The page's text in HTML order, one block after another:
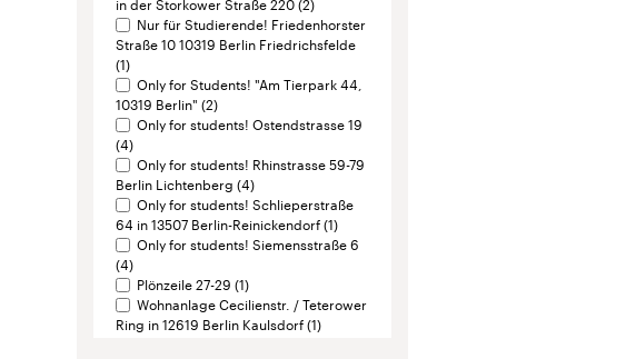
Only for students! Schlieperstraße
64 in 13507 Berlin-Reinickendorf(1)
(4)
Plönzeile 27-29
Wohnanlage Cecilienstr. / Teterower
Ring in 12619 Berlin Kaulsdorf